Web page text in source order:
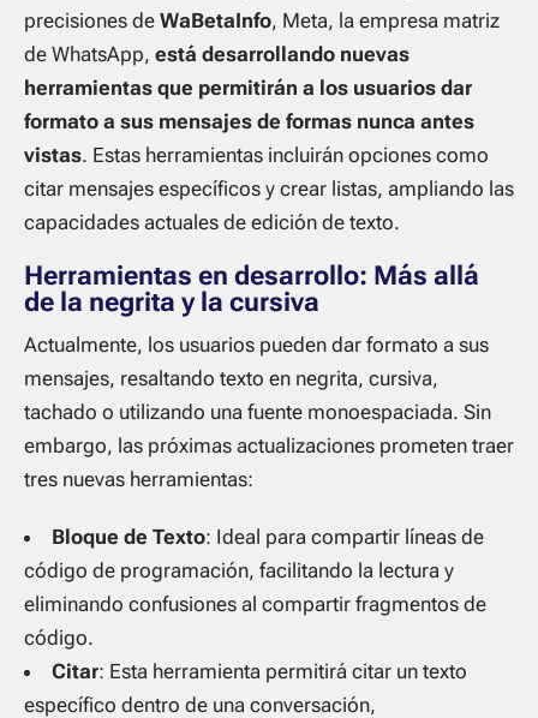
precisiones de WaBetaInfo, Meta, la empresa matriz
de WhatsApp, está desarrollando nuevas
herramientas que permitirán a los usuarios dar
formato a sus mensajes de formas nunca antes
vistas. Estas herramientas incluirán opciones como
citar mensajes específicos y crear listas, ampliando las
capacidades actuales de edición de texto.
Herramientas en desarrollo: Más allá
de la negrita y la cursiva
Actualmente, los usuarios pueden dar formato a sus
mensajes, resaltando texto en negrita, cursiva,
tachado o utilizando una fuente monoespaciada. Sin
embargo, las próximas actualizaciones prometen traer
tres nuevas herramientas:
Bloque de Texto: Ideal para compartir líneas de
código de programación, facilitando la lectura y
eliminando confusiones al compartir fragmentos de
código.
Citar: Esta herramienta permitirá citar un texto
específico dentro de una conversación,